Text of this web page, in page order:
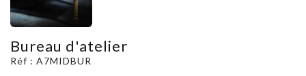
Bureau d'atelier
Réf : A7MIDBUR